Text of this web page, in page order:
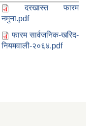
दरखास्त फारम
नमुना.pdf
फारम सार्वजनिक-खरिद-
नियमवाली-२०६४.pdf